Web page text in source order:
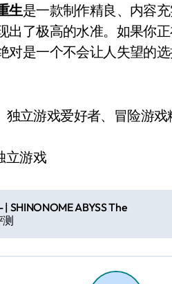
生是一款制作精良、内容
出了极高的水准。如果你
是一个不会让人失望的选
独立游戏爱好者、冒险游戏
立游戏
SHINONOME ABYSS The
测